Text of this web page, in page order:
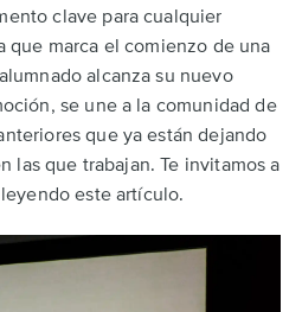
clave para cualquier
que marca el comienzo de una
alcanza su nuevo
se une a la comunidad de
que ya están dejando
las que trabajan. Te invitamos a
este artículo.